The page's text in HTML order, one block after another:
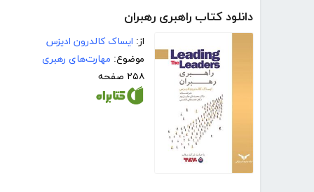
دانلود کتاب راهبری رهبران
از: ایساک کالدرون ادیزس
موضوع: مهارت‌های رهبری
۲۵۸ صفحه